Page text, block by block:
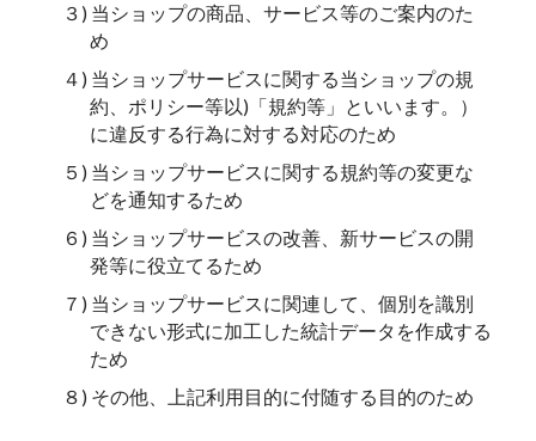
３) 当ショップの商品、サービス等のご案内のた
め
４) 当ショップサービスに関する当ショップの規
約、ポリシー等以)「規約等」といいます。）
に違反する行為に対する対応のため
５) 当ショップサービスに関する規約等の変更な
どを通知するため
６) 当ショップサービスの改善、新サービスの開
発等に役立てるため
７) 当ショップサービスに関連して、個別を識別
できない形式に加工した統計データを作成する
ため
８) その他、上記利用目的に付随する目的のため